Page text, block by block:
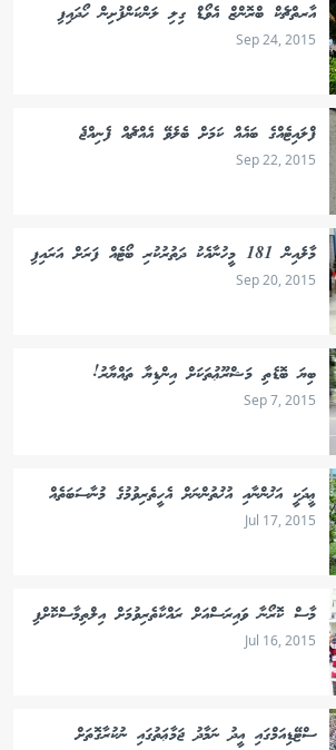
އާރތްޗެކް ބްރޮންޒް އެވޯޑް ގިލި ލަންކަންފުށިން ހޯދައިފި
Sep 24, 2015
ފްލައިޓެއްގެ ބައެއް ކަމަށް ބެލެވޭ އެއްޗެއް ފެނިއްޖެ
Sep 22, 2015
މާލެއިން 181 މީހުނާއެކު ދަތުރުކުރި ބޯޓެއް ފަރަށް އަރައިފި
Sep 20, 2015
ބިޔަ ބޮޑެތި މަޝްރޫޢުތަކަށް އިންޑިޔާ ތައްޔާރު!
Sep 7, 2015
ޢީދަކީ އަޚުންނާއި އުޚުތުންނަށް އެހީތެރިވުމުގެ މުނާސަބަތެއް
Jul 17, 2015
މާސް ކޮރޯނާ ވައިރަސްއަށް ރައްކާތެރިވުމަށް އިލްތިމާސްކޮށްފި
Jul 16, 2015
ސްޓޭޑިއަމްގައި އީދު ނަމާދު ޖަމާޢަތުގައި ނުކުރާގޮތަށް